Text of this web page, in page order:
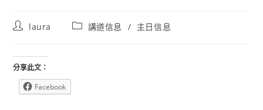
Postlaura
Post講道信息 / 主日信息
分享此文：
Facebook